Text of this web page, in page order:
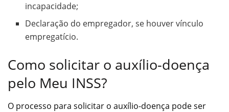
incapacidade;
Declaração do empregador, se houver vínculo
empregatício.
Como solicitar o auxílio-doença
pelo Meu INSS?
O processo para solicitar o auxílio-doença pode ser